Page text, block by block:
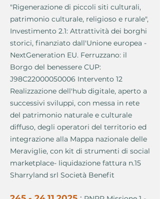
"Rigenerazione di piccoli siti culturali,
patrimonio culturale, religioso e rurale",
Investimento 2.1: Attrattività dei borghi
storici, finanziato dall'Unione europea -
NextGeneration EU. Ferruzzano: il
Borgo del benessere CUP:
J98C22000050006 Intervento 12
Realizzazione dell'hub digitale, aperto a
successivi sviluppi, con messa in rete
del patrimonio naturale e culturale
diffuso, degli operatori del territorio ed
integrazione alla Mappa nazionale delle
Meraviglie, con kit di strumenti di social
marketplace- liquidazione fattura n.15
Sharryland srl Società Benefit